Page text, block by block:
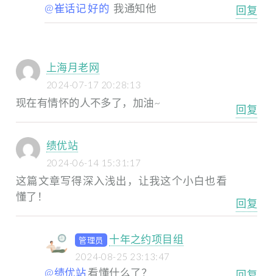
@崔话记 好的 我通知他 回复
上海月老网
2024-07-17 20:28:13
现在有情怀的人不多了，加油~
回复
绩优站
2024-06-14 15:31:17
这篇文章写得深入浅出，让我这个小白也看
懂了！
回复
管理员 十年之约项目组
2024-08-25 23:13:47
@绩优站看懂什么了？